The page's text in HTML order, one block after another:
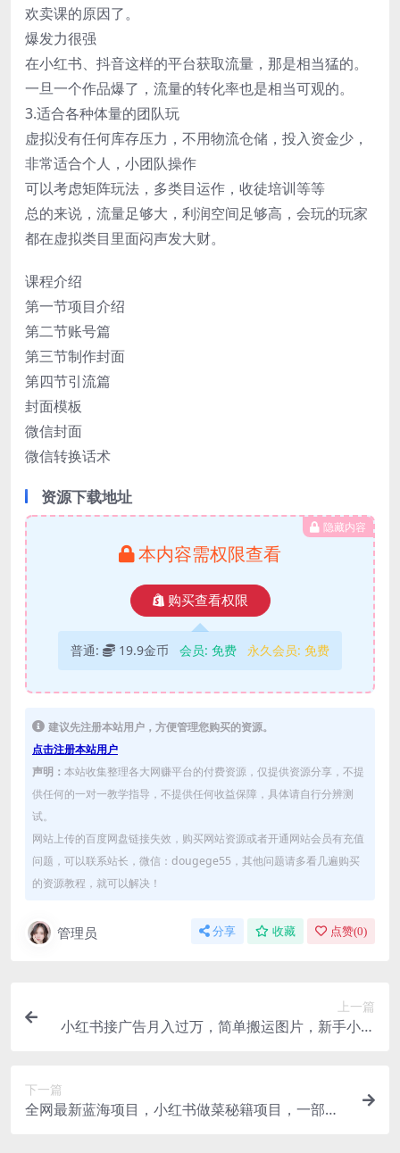
欢卖课的原因了。
爆发力很强
在小红书、抖音这样的平台获取流量，那是相当猛的。
一旦一个作品爆了，流量的转化率也是相当可观的。
3.适合各种体量的团队玩
虚拟没有任何库存压力，不用物流仓储，投入资金少，
非常适合个人，小团队操作
可以考虑矩阵玩法，多类目运作，收徒培训等等
总的来说，流量足够大，利润空间足够高，会玩的玩家
都在虚拟类目里面闷声发大财。
课程介绍
第一节项目介绍
第二节账号篇
第三节制作封面
第四节引流篇
封面模板
微信封面
微信转换话术
资源下载地址
隐藏内容
本内容需权限查看
购买查看权限
普通: 19.9金币 会员: 免费 永久会员: 免费
建议先注册本站用户，方便管理您购买的资源。
点击注册本站用户
声明： 本站收集整理各大网赚平台的付费资源，仅提供资源分享，不提
供任何的一对一教学指导，不提供任何收益保障，具体请自行分辨测
试。
网站上传的百度网盘链接失效，购买网站资源或者开通网站会员有充值
问题，可以联系站长，微信：dougege55，其他问题请多看几遍购买
的资源教程，就可以解决！
管理员 分享 收藏 点赞(0)
上一篇
小红书接广告月入过万，简单搬运图片，新手小白
下一篇
全网最新蓝海项目，小红书做菜秘籍项目，一部手